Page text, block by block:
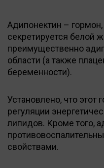
Адипонектин –
секретируется белой
преимущественно
области (а также
беременности).
Установлено, что этот
регуляции
липидов. Кроме того,
свойствами.